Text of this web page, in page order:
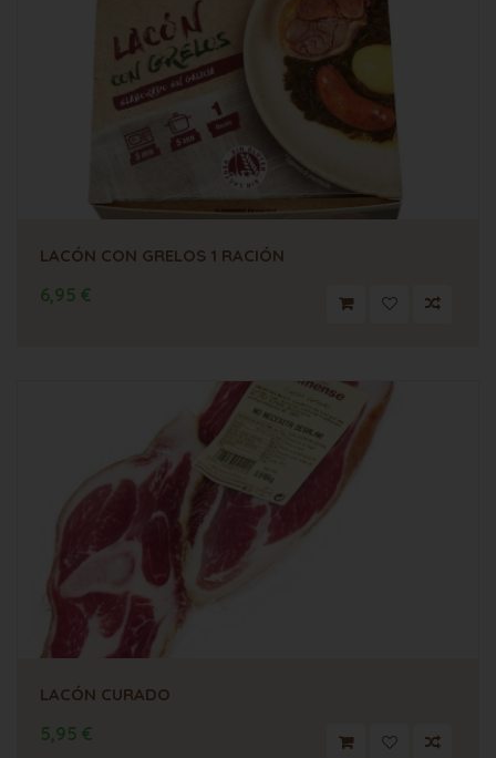
LACÓN CON GRELOS 1 RACIÓN
6,95 €
LACÓN CURADO
5,95 €